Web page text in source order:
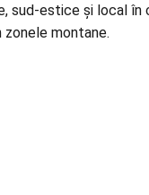
sud-estice și local în
montane.